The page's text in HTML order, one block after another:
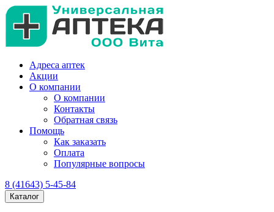
Адреса аптек
Акции
О компании
О компании
Контакты
Обратная связь
Помощь
Как заказать
Оплата
Популярные вопросы
8 (41643) 5-45-84
Каталог